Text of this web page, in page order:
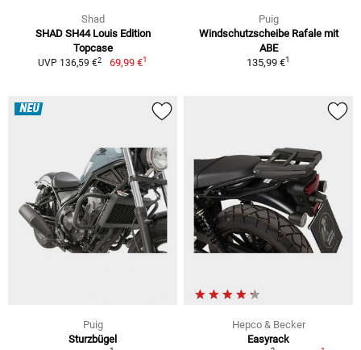
Shad
SHAD SH44 Louis Edition
Topcase
UVP 136,59 €2 69,99 €1
Puig
Windschutzscheibe Rafale mit
ABE
135,99 €1
NEU
Puig
Sturzbügel
Hepco & Becker
Easyrack